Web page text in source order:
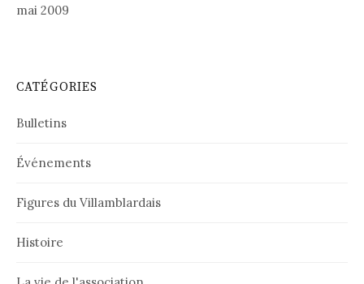
mai 2009
CATÉGORIES
Bulletins
Événements
Figures du Villamblardais
Histoire